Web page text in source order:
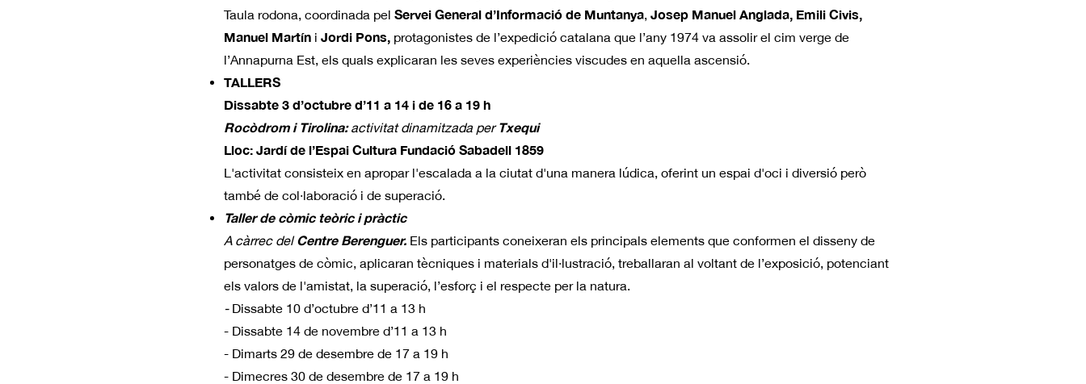
Taula rodona, coordinada pel Servei General d’Informació de Muntanya, Josep Manuel Anglada, Emili Civis,
Manuel Martín i Jordi Pons, protagonistes de l’expedició catalana que l’any 1974 va assolir el cim verge de
l’Annapurna Est, els quals explicaran les seves experiències viscudes en aquella ascensió.
TALLERS
Dissabte 3 d’octubre d’11 a 14 i de 16 a 19 h
Rocòdrom i Tirolina:activitat dinamitzada perTxequi
Lloc: Jardí de l’Espai Cultura Fundació Sabadell 1859
L'activitat consisteix en apropar l'escalada a la ciutat d'una manera lúdica, oferint un espai d'oci i diversió però
també de col·laboració i de superació.
Taller de còmic teòric i pràctic
A càrrec delCentre Berenguer. Els participants coneixeran els principals elements que conformen el disseny de
personatges de còmic, aplicaran tècniques i materials d'il·lustració, treballaran al voltant de l’exposició, potenciant
els valors de l'amistat, la superació, l’esforç i el respecte per la natura.
- Dissabte 10 d’octubre d’11 a 13 h
- Dissabte 14 de novembre d’11 a 13 h
- Dimarts 29 de desembre de 17 a 19 h
- Dimecres 30 de desembre de 17 a 19 h